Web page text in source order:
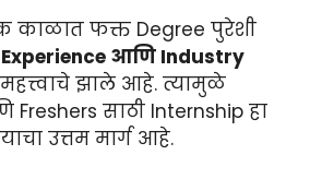
काळात फक्त Degree पुरेशी
आणि Industry
झाले आहे. त्यामुळे
Freshers साठी Internship हा
उत्तम मार्ग आहे.